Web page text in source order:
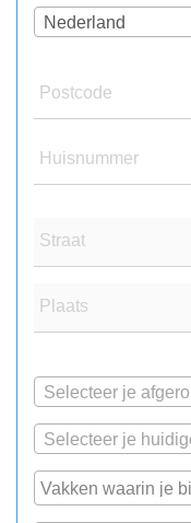
Nederland
Postcode
Huisnummer
Straat
Plaats
Selecteer je
Selecteer je